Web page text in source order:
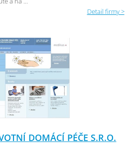
Detail firmy >
DOMÁCÍ PÉČE S.R.O.